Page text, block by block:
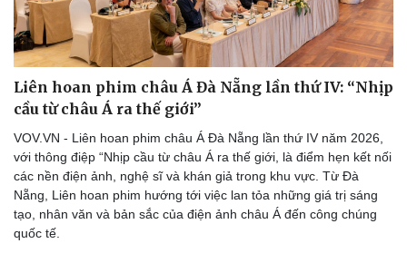
Liên hoan phim châu Á Đà Nẵng lần thứ IV: “Nhịp
cầu từ châu Á ra thế giới”
VOV.VN - Liên hoan phim châu Á Đà Nẵng lần thứ IV năm 2026,
với thông điệp “Nhịp cầu từ châu Á ra thế giới, là điểm hẹn kết nối
các nền điện ảnh, nghệ sĩ và khán giả trong khu vực. Từ Đà
Nẵng, Liên hoan phim hướng tới việc lan tỏa những giá trị sáng
tạo, nhân văn và bản sắc của điện ảnh châu Á đến công chúng
quốc tế.